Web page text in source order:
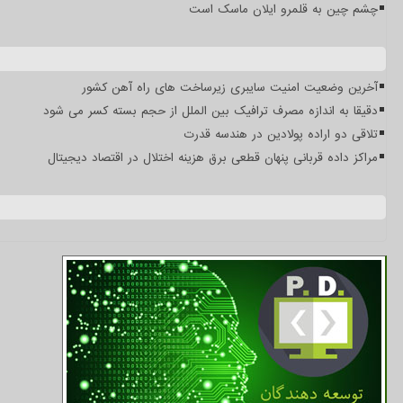
چشم چین به قلمرو ایلان ماسک است
آخرین وضعیت امنیت سایبری زیرساخت های راه آهن کشور
دقیقا به اندازه مصرف ترافیک بین الملل از حجم بسته کسر می شود
تلاقی دو اراده پولادین در هندسه قدرت
مراکز داده قربانی پنهان قطعی برق هزینه اختلال در اقتصاد دیجیتال